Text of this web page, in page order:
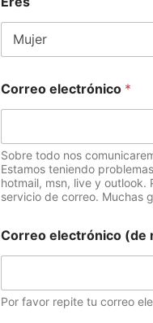
Correo electrónico *
Sobre todo nos
Estamos teniendo
hotmail, msn, live y outlook.
servicio de correo. Muchas
Correo electrónico (de
Por favor repite tu correo